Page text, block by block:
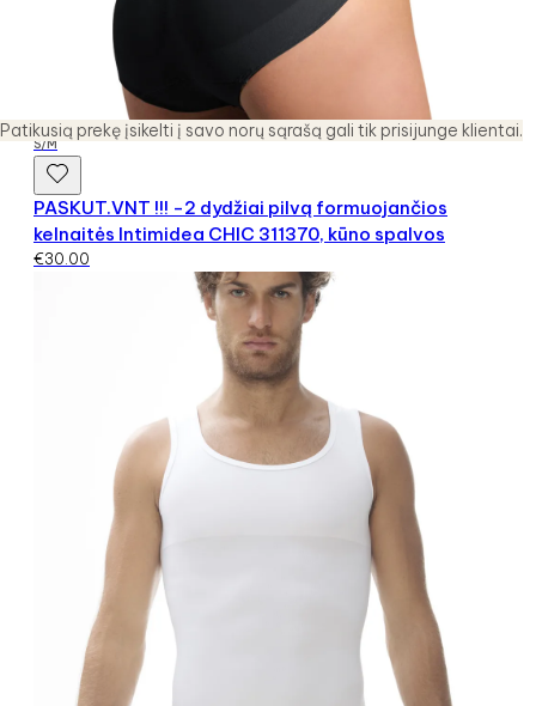
Patikusią prekę įsikelti į savo norų sąrašą gali tik prisijunge klientai.
S/M
PASKUT.VNT !!! -2 dydžiai pilvą formuojančios
kelnaitės Intimidea CHIC 311370, kūno spalvos
€30.00